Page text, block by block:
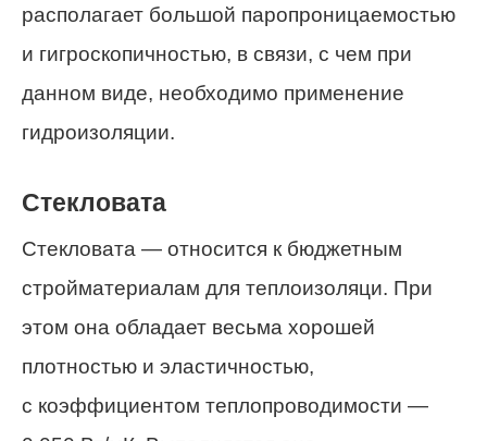
располагает большой паропроницаемостью
и гигроскопичностью, в связи, с чем при
данном виде, необходимо применение
гидроизоляции.
Стекловата
Стекловата — относится к бюджетным
стройматериалам для теплоизоляци. При
этом она обладает весьма хорошей
плотностью и эластичностью,
с коэффициентом теплопроводимости —